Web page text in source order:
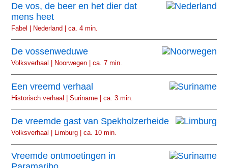
De vos, de beer en het dier dat
mens heet
Fabel | Nederland | ca. 4 min.
De vossenweduwe
Volksverhaal | Noorwegen | ca. 7 min.
Een vreemd verhaal
Historisch verhaal | Suriname | ca. 3 min.
De vreemde gast van Spekholzerheide
Volksverhaal | Limburg | ca. 10 min.
Vreemde ontmoetingen in